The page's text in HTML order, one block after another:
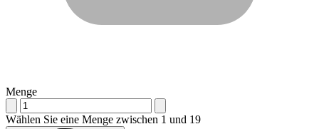
Menge
Wählen Sie eine Menge zwischen 1 und 19